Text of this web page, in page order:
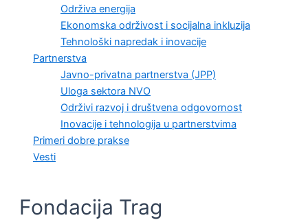
Održiva energija
Ekonomska održivost i socijalna inkluzija
Tehnološki napredak i inovacije
Partnerstva
Javno-privatna partnerstva (JPP)
Uloga sektora NVO
Održivi razvoj i društvena odgovornost
Inovacije i tehnologija u partnerstvima
Primeri dobre prakse
Vesti
Fondacija Trag